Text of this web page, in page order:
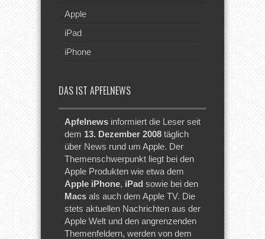
Apple
iPad
iPhone
DAS IST APFELNEWS
Apfelnews informiert die Leser seit
dem 13. Dezember 2008 täglich
über News rund um Apple. Der
Themenschwerpunkt liegt bei den
Apple Produkten wie etwa dem
Apple iPhone, iPad sowie bei den
Macs als auch dem Apple TV. Die
stets aktuellen Nachrichten aus der
Apple Welt und den angrenzenden
Themenfeldern, werden von dem